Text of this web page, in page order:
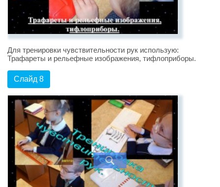
Для тренировки чувствительности рук использую:
Трафареты и рельефные изображения, тифлоприборы.
Слайд 8